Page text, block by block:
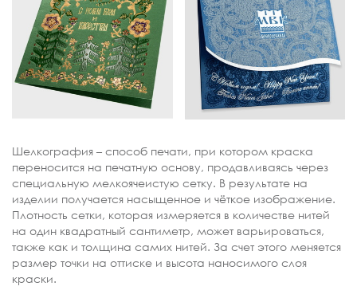
Шелкография – способ печати, при котором краска
переносится на печатную основу, продавливаясь через
специальную мелкоячеистую сетку. В результате на
изделии получается насыщенное и чёткое изображение.
Плотность сетки, которая измеряется в количестве нитей
на один квадратный сантиметр, может варьироваться,
также как и толщина самих нитей. За счет этого меняется
размер точки на оттиске и высота наносимого слоя
краски.